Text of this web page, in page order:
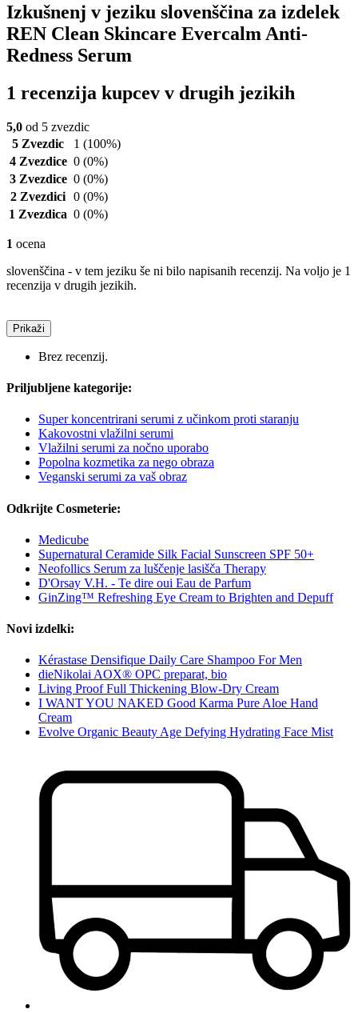
Izkušnenj v jeziku slovenščina za izdelek
REN Clean Skincare Evercalm Anti-
Redness Serum
1 recenzija kupcev v drugih jezikih
5,0 od 5 zvezdic
5 Zvezdic
1 (100%)
4 Zvezdice 0 (0%)
3 Zvezdice 0 (0%)
2 Zvezdici 0 (0%)
1 Zvezdica 0 (0%)
1 ocena
slovenščina - v tem jeziku še ni bilo napisanih recenzij. Na voljo je 1
recenzija v drugih jezikih.
Prikaži
Brez recenzij.
Priljubljene kategorije:
Super koncentrirani serumi z učinkom proti staranju
Kakovostni vlažilni serumi
Vlažilni serumi za nočno uporabo
Popolna kozmetika za nego obraza
Veganski serumi za vaš obraz
Odkrijte Cosmeterie:
Medicube
Supernatural Ceramide Silk Facial Sunscreen SPF 50+
Neofollics Serum za luščenje lasišča Therapy
D'Orsay V.H. - Te dire oui Eau de Parfum
GinZing™ Refreshing Eye Cream to Brighten and Depuff
Novi izdelki:
Kérastase Densifique Daily Care Shampoo For Men
dieNikolai AOX® OPC preparat, bio
Living Proof Full Thickening Blow-Dry Cream
I WANT YOU NAKED Good Karma Pure Aloe Hand
Cream
Evolve Organic Beauty Age Defying Hydrating Face Mist